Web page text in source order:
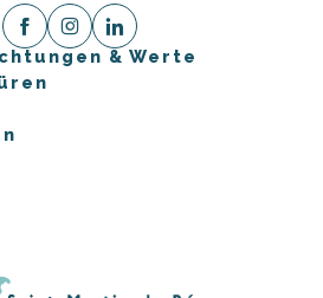
& Werte